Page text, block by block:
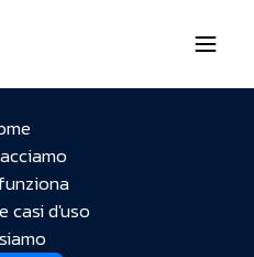
casi d'uso
usiamo i
per capire